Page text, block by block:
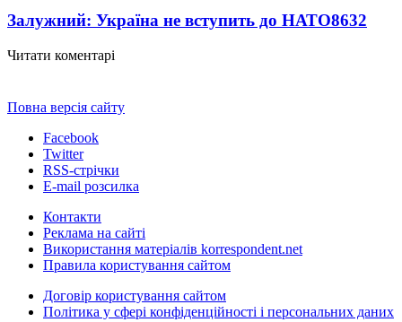
Залужний: Україна не вступить до НАТО8632
Читати коментарі
Повна версія сайту
Facebook
Twitter
RSS-стрічки
E-mail розсилка
Контакти
Реклама на сайті
Використання матеріалів korrespondent.net
Правила користування сайтом
Договір користування сайтом
Політика у сфері конфіденційності і персональних даних